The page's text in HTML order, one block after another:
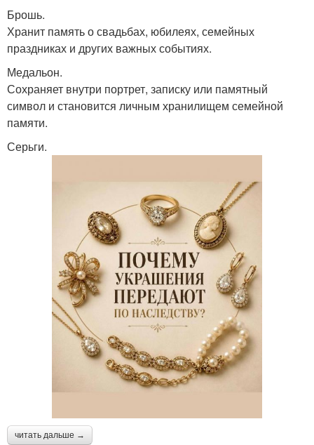
Брошь.
Хранит память о свадьбах, юбилеях, семейных
праздниках и других важных событиях.
Медальон.
Сохраняет внутри портрет, записку или памятный
символ и становится личным хранилищем семейной
памяти.
Серьги.
читать дальше →